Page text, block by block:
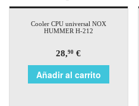
Cooler CPU universal NOX
HUMMER H-212
28,90 €
Añadir al carrito